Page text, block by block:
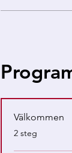
Välkommen
.
2 steg